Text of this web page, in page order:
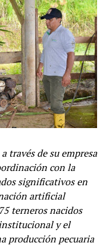
través de su empresa
con la
significativos en
artificial
terneros nacidos
y el
producción pecuaria